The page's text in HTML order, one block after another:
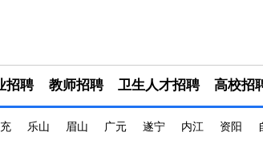
招聘 教师招聘 卫生人才招聘 高校招
乐山 眉山 广元 遂宁 内江 资阳